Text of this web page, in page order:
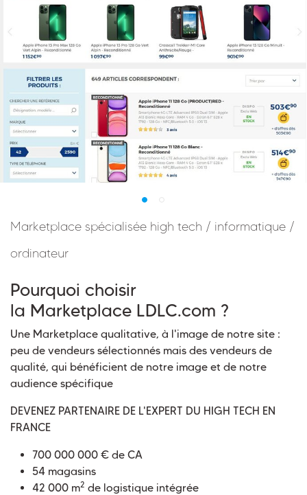
Marketplace spécialisée high tech / informatique /
ordinateur
Pourquoi choisir
la Marketplace LDLC.com ?
Une Marketplace qualitative, à l'image de notre site :
peu de vendeurs sélectionnés mais des vendeurs de
qualité, qui bénéficient de notre image et de notre
audience spécifique
DEVENEZ PARTENAIRE DE L'EXPERT DU HIGH TECH EN
FRANCE
700 000 000 € de CA
54 magasins
42 000 m2 de logistique intégrée